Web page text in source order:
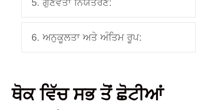
5. ਗੁਣਵੱਤਾ ਨਿਯੰਤਰਣ:
6. ਅਨੁਕੂਲਤਾ ਅਤੇ ਅੰਤਿਮ ਰੂਪ:
ਥੋਕ ਵਿੱਚ ਸਭ ਤੋਂ ਛੋਟੀਆਂ